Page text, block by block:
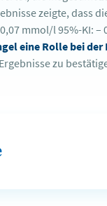
zeigte, dass
mmol/l 95%-KI: –
eine Rolle bei
zu